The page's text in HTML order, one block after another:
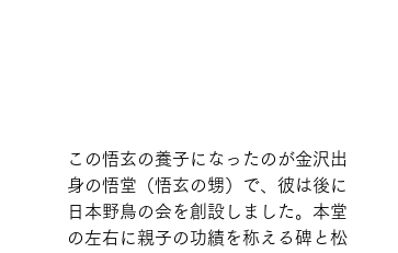
この悟玄の養子になったのが金沢出
身の悟堂（悟玄の甥）で、彼は後に
日本野鳥の会を創設しました。本堂
の左右に親子の功績を称える碑と松